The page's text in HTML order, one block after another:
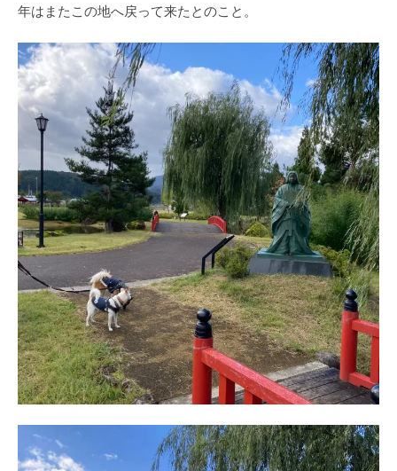
年はまたこの地へ戻って来たとのこと。